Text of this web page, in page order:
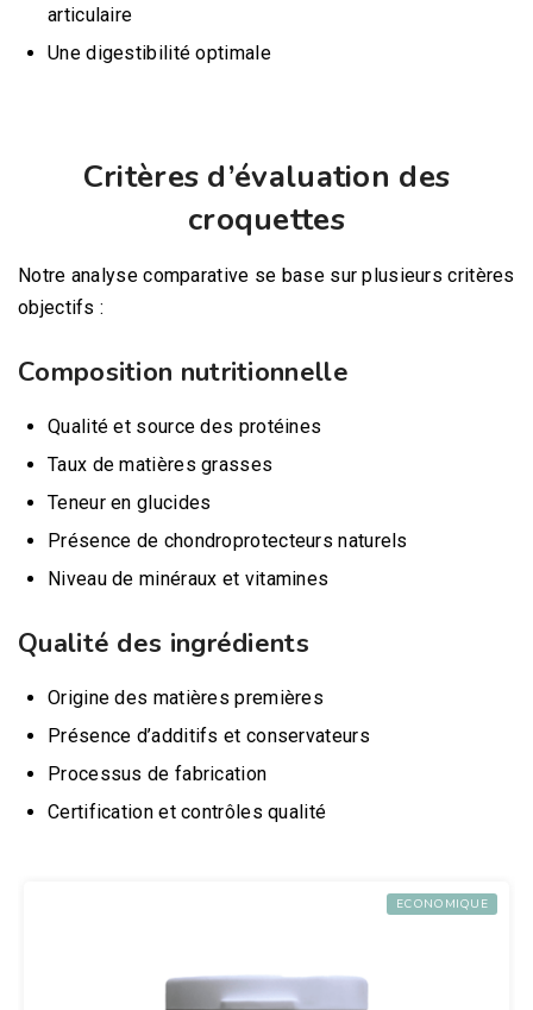
articulaire
Une digestibilité optimale
Critères d’évaluation des
croquettes
Notre analyse comparative se base sur plusieurs critères
objectifs :
Composition nutritionnelle
Qualité et source des protéines
Taux de matières grasses
Teneur en glucides
Présence de chondroprotecteurs naturels
Niveau de minéraux et vitamines
Qualité des ingrédients
Origine des matières premières
Présence d’additifs et conservateurs
Processus de fabrication
Certification et contrôles qualité
ECONOMIQUE